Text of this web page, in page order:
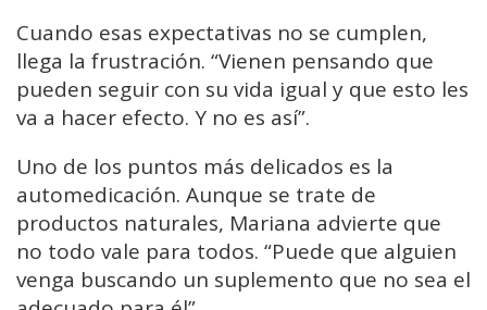
Cuando esas expectativas no se cumplen,
llega la frustración. “Vienen pensando que
pueden seguir con su vida igual y que esto les
va a hacer efecto. Y no es así”.
Uno de los puntos más delicados es la
automedicación. Aunque se trate de
productos naturales, Mariana advierte que
no todo vale para todos. “Puede que alguien
venga buscando un suplemento que no sea el